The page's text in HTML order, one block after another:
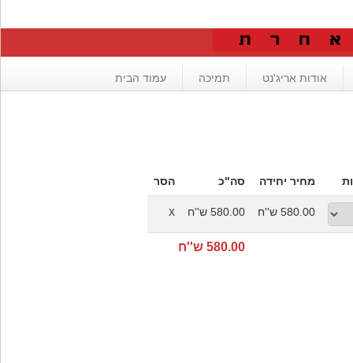
עמוד הבית תמיכה אודות אריג'נט
מחיר יחידה סה"כ הסר
580.00 ש''ח 580.00 ש''ח X
580.00 ש''ח